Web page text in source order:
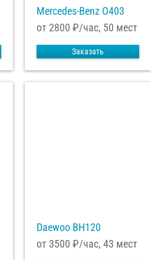
Mercedes-Benz О403
от 2800 ₽/час, 50 мест
Заказать
Daewoo ВН120
от 3500 ₽/час, 43 мест